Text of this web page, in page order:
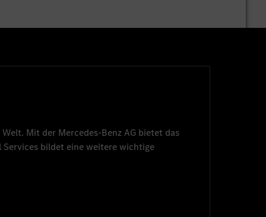
Mit der Mercedes-Benz AG bietet das
Services bildet eine weitere wichtige